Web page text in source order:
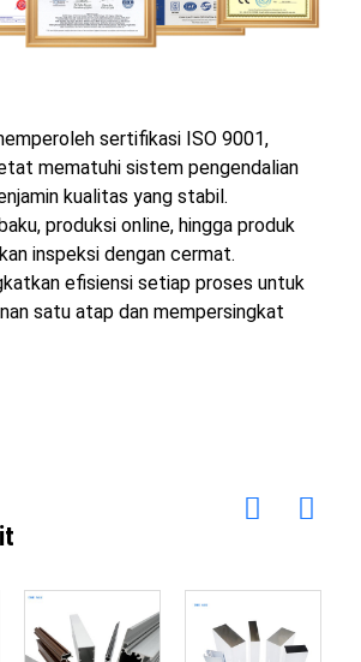
sertifikasi ISO 9001,
mematuhi sistem pengendalian
kualitas yang stabil.
produksi online, hingga produk
inspeksi dengan cermat.
efisiensi setiap proses untuk
satu atap dan mempersingkat